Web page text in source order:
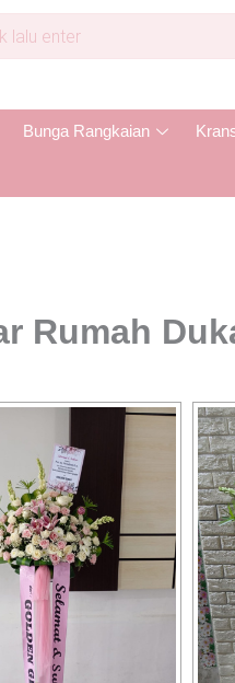
Bunga Rangkaian
Rumah